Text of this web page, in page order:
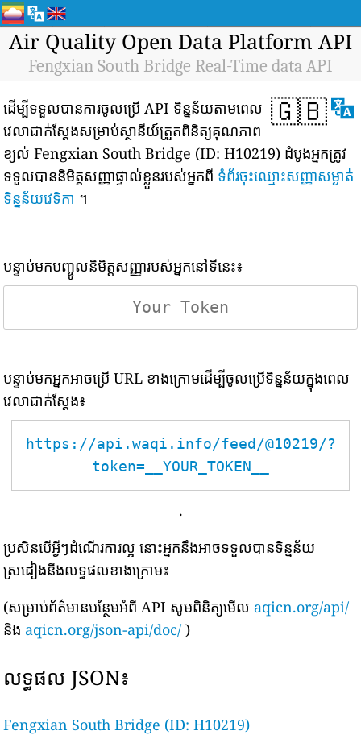
Air Quality Open Data Platform API
Fengxian South Bridge Real-Time data API
🇬🇧
ដើម្បីទទួលបានការចូលប្រើ API ទិន្នន័យតាមពេល
វេលាជាក់ស្តែងសម្រាប់ស្ថានីយ៍ត្រួតពិនិត្យគុណភាព
ខ្យល់ Fengxian South Bridge (ID: H10219) ដំបូងអ្នកត្រូវ
ទទួលបាននិមិត្តសញ្ញាផ្ទាល់ខ្លួនរបស់អ្នកពី ទំព័រចុះឈ្មោះសញ្ញាសម្ងាត់
ទិន្នន័យវេទិកា ។
បន្ទាប់មកបញ្ចូលនិមិត្តសញ្ញារបស់អ្នកនៅទីនេះ៖
បន្ទាប់មកអ្នកអាចប្រើ URL ខាងក្រោមដើម្បីចូលប្រើទិន្នន័យក្នុងពេល
វេលាជាក់ស្តែង៖
https://api.waqi.info/feed/@10219/?
token=__YOUR_TOKEN__
.
ប្រសិនបើអ្វីៗដំណើរការល្អ នោះអ្នកនឹងអាចទទួលបានទិន្នន័យ
ស្រដៀងនឹងលទ្ធផលខាងក្រោម៖
(សម្រាប់ព័ត៌មានបន្ថែមអំពី API សូមពិនិត្យមើល aqicn.org/api/
និង aqicn.org/json-api/doc/ )
លទ្ធផល JSON៖
Fengxian South Bridge (ID: H10219)